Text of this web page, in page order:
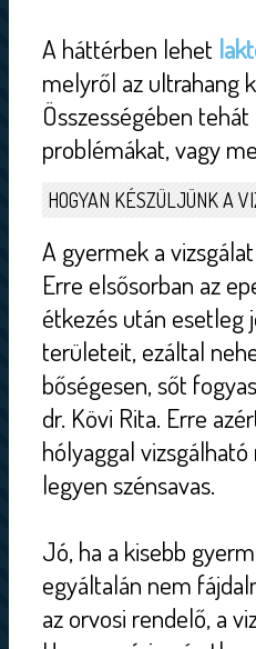
A háttérben lehet
melyről az ultrahang
Összességében
problémákat, vagy
HOGYAN KÉSZÜLJÜNK A
A gyermek a
Erre elsősorban az
étkezés után esetleg
területeit, ezáltal
bőségesen, sőt
dr. Kövi Rita. Erre
hólyaggal
legyen szénsavas.
Jó, ha a kisebb
egyáltalán nem
az orvosi rendelő, a